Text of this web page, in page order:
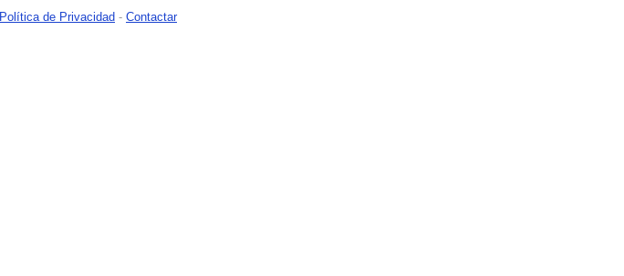
Política de Privacidad - Contactar